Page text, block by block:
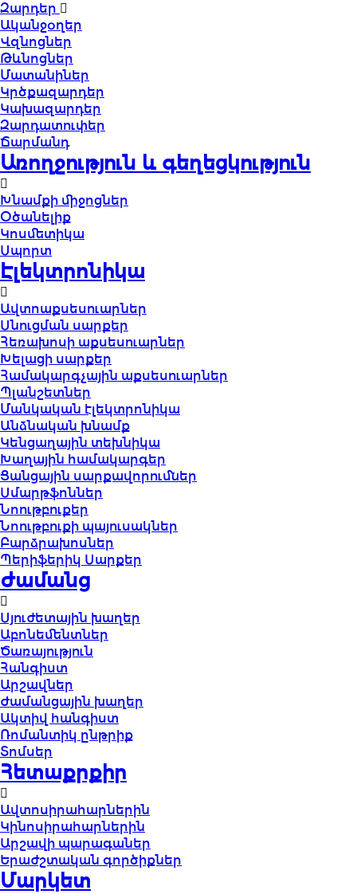
Զարդեր
Ականջօղեր
Վզնոցներ
Թևնոցներ
Մատանիներ
Կրծքազարդեր
Կախազարդեր
Զարդատուփեր
Ճարմանդ
Առողջություն և գեղեցկություն
Խնամքի միջոցներ
Օծանելիք
Կոսմետիկա
Սպորտ
Էլեկտրոնիկա
Ավտոաքսեսուարներ
Սնուցման սարքեր
Հեռախոսի աքսեսուարներ
Խելացի սարքեր
Համակարգչային աքսեսուարներ
Պլանշետներ
Մանկական էլեկտրոնիկա
Անձնական խնամք
Կենցաղային տեխնիկա
Խաղային համակարգեր
Ցանցային սարքավորումներ
Սմարթֆոններ
Նոութբուքեր
Նոութբուքի պայուսակներ
Բարձրախոսներ
Պերիֆերիկ Սարքեր
Ժամանց
Սյուժետային խաղեր
Աբոնեմենտներ
Ծառայություն
Հանգիստ
Արշավներ
Ժամանցային խաղեր
Ակտիվ հանգիստ
Ռոմանտիկ ընթրիք
Տոմսեր
Հետաքրքիր
Ավտոսիրահարներին
Կինոսիրահարներին
Արշավի պարագաներ
Երաժշտական գործիքներ
Մարկետ